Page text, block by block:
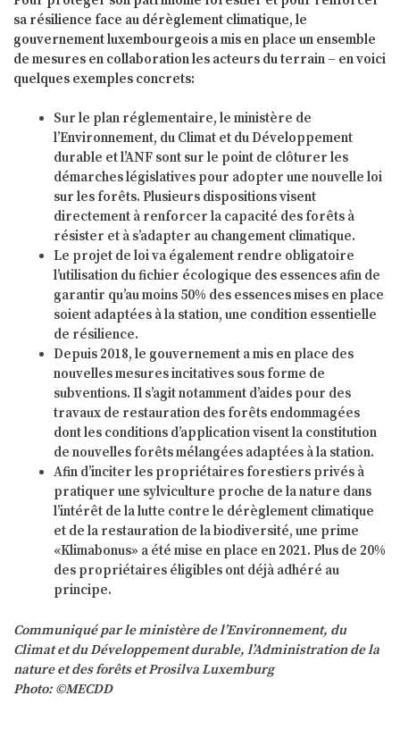
sa résilience face au dérèglement climatique, le
gouvernement luxembourgeois a mis en place un ensemble
de mesures en collaboration les acteurs du terrain – en voici
quelques exemples concrets:
Sur le plan réglementaire, le ministère de
l’Environnement, du Climat et du Développement
durable et l’ANF sont sur le point de clôturer les
démarches législatives pour adopter une nouvelle loi
sur les forêts. Plusieurs dispositions visent
directement à renforcer la capacité des forêts à
résister et à s’adapter au changement climatique.
Le projet de loi va également rendre obligatoire
l’utilisation du fichier écologique des essences afin de
garantir qu’au moins 50% des essences mises en place
soient adaptées à la station, une condition essentielle
de résilience.
Depuis 2018, le gouvernement a mis en place des
nouvelles mesures incitatives sous forme de
subventions. Il s’agit notamment d’aides pour des
travaux de restauration des forêts endommagées
dont les conditions d’application visent la constitution
de nouvelles forêts mélangées adaptées à la station.
Afin d’inciter les propriétaires forestiers privés à
pratiquer une sylviculture proche de la nature dans
l’intérêt de la lutte contre le dérèglement climatique
et de la restauration de la biodiversité, une prime
«Klimabonus» a été mise en place en 2021. Plus de 20%
des propriétaires éligibles ont déjà adhéré au
principe.
Communiqué par le ministère de l’Environnement, du
Climat et du Développement durable, l’Administration de la
nature et des forêts et Prosilva Luxemburg
Photo: ©MECDD